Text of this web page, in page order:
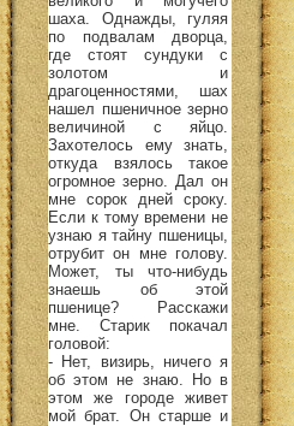
шаха. Однажды, гуляя
по подвалам дворца,
где стоят сундуки с
золотом и
драгоценностями, шах
нашел пшеничное зерно
величиной с яйцо.
Захотелось ему знать,
откуда взялось такое
огромное зерно. Дал он
мне сорок дней сроку.
Если к тому времени не
узнаю я тайну пшеницы,
отрубит он мне голову.
Может, ты что-нибудь
знаешь об этой
пшенице? Расскажи
мне. Старик покачал
головой:
- Нет, визирь, ничего я
об этом не знаю. Но в
этом же городе живет
мой брат. Он старше и